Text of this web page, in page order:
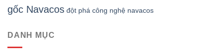
gốc Navacos đột phá công nghệ navacos
DANH MỤC